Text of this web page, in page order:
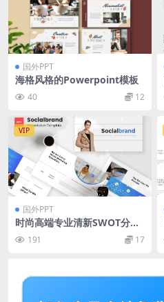
国外PPT
海格风格的Powerpoint模板
40 12
VIP
国外PPT
时尚高端专业清新SWOT分析
powerpoint幻灯片演示模板
（pptx）
191 17